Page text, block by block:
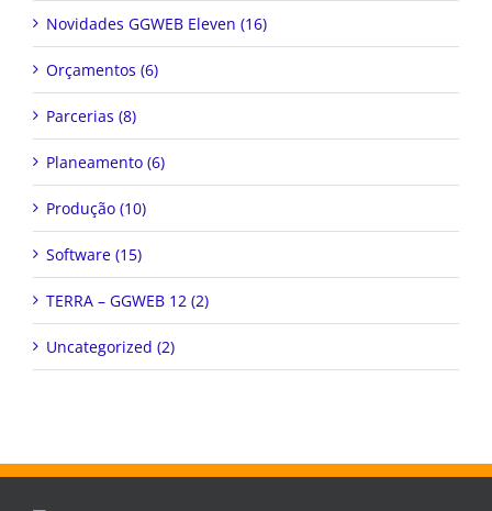
Novidades GGWEB Eleven (16)
Orçamentos (6)
Parcerias (8)
Planeamento (6)
Produção (10)
Software (15)
TERRA – GGWEB 12 (2)
Uncategorized (2)